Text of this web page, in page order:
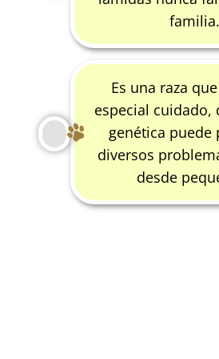
familia.
Es una raza
especial cuidado,
genética puede
diversos
desde